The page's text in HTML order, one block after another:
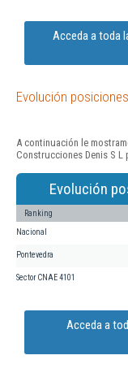
Acceda a toda
Evolución
A continuación le
Construcciones Denis S
Evolución
Ranking
Nacional
Pontevedra
Sector CNAE 4101
Acceda a